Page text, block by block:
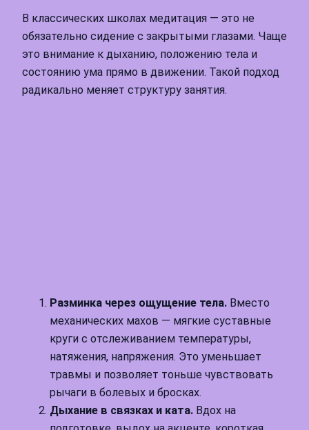
В классических школах медитация — это не
обязательно сидение с закрытыми глазами. Чаще
это внимание к дыханию, положению тела и
состоянию ума прямо в движении. Такой подход
радикально меняет структуру занятия.
Разминка через ощущение тела. Вместо
механических махов — мягкие суставные
круги с отслеживанием температуры,
натяжения, напряжения. Это уменьшает
травмы и позволяет тоньше чувствовать
рычаги в болевых и бросках.
Дыхание в связках и ката. Вдох на